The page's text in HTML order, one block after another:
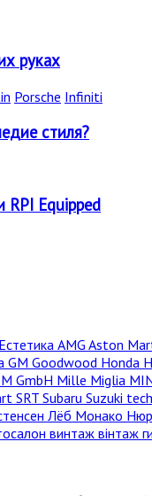
руках
Porsche Infiniti
стиля?
RPI Equipped
AMG Aston
GM Goodwood Honda
M GmbH Mille Miglia
SRT Subaru Suzuki
Лёб Монако
винтаж вінтаж